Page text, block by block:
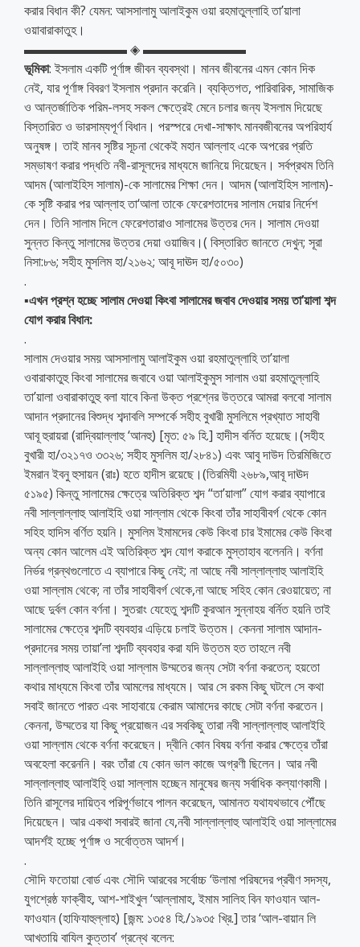
করার বিধান কী? যেমন: আসসালামু আলাইকুম ওয়া রহমাতুল্লাহি তা’য়ালা
ওয়াবারাকাতুহ।
▬▬▬▬▬▬▬▬ ◈ ▬▬▬▬▬▬▬▬
ভূমিকা: ইসলাম একটি পূর্ণাঙ্গ জীবন ব্যবস্থা। মানব জীবনের এমন কোন দিক
নেই, যার পূর্ণাঙ্গ বিবরণ ইসলাম প্রদান করেনি। ব্যক্তিগত, পারিবারিক, সামাজিক
ও আন্তর্জাতিক পরিম-লসহ সকল ক্ষেত্রেই মেনে চলার জন্য ইসলাম দিয়েছে
বিস্তারিত ও ভারসাম্যপূর্ণ বিধান। পরস্পরে দেখা-সাক্ষাৎ মানবজীবনের অপরিহার্য
অনুষঙ্গ। তাই মানব সৃষ্টির সূচনা থেকেই মহান আল্লাহ একে অপরের প্রতি
সম্ভাষণ করার পদ্ধতি নবী-রাসূলদের মাধ্যমে জানিয়ে দিয়েছেন। সর্বপ্রথম তিনি
আদম (আলাইহিস সালাম)-কে সালামের শিক্ষা দেন। আদম (আলাইহিস সালাম)-
কে সৃষ্টি করার পর আল্লাহ তা‘আলা তাকে ফেরেশতাদের সালাম দেয়ার নির্দেশ
দেন। তিনি সালাম দিলে ফেরেশতারাও সালামের উত্তর দেন। সালাম দেওয়া
সুন্নত কিন্তু সালামের উত্তর দেয়া ওয়াজিব।( বিস্তারিত জানতে দেখুন; সূরা
নিসা:৮৬; সহীহ মুসলিম হা/২১৬২; আবূ দাঊদ হা/৫০৩০)
.
▪️এখন প্রশ্ন হচ্ছে সালাম দেওয়া কিংবা সালামের জবাব দেওয়ার সময় তা’য়ালা শব্দ
যোগ করার বিধান:
.
সালাম দেওয়ার সময় আসসালামু আলাইকুম ওয়া রহমাতুল্লাহি তা’য়ালা
ওবারাকাতুহু কিংবা সালামের জবাবে ওয়া আলাইকুমুস সালাম ওয়া রহমাতুল্লাহি
তা’য়ালা ওবারাকাতুহু বলা যাবে কিনা উক্ত প্রশ্নের উত্তরে আমরা বলবো সালাম
আদান প্রদানের বিশুদ্ধ শব্দাবলি সম্পর্কে সহীহ বুখারী মুসলিমে প্রখ্যাত সাহাবী
আবূ হুরায়রা (রাদ্বিয়াল্লাহু ‘আনহু) [মৃত: ৫৯ হি.] হাদীস বর্নিত হয়েছে।(সহীহ
বুখারী হা/৩২১৭ও ৩৩২৬; সহীহ মুসলিম হা/২৮৪১) এবং আবু দাউদ তিরমিজিতে
ইমরান ইবনু হুসায়ন (রাঃ) হতে হাদীস রয়েছে।(তিরমিযী ২৬৮৯,আবূ দাঊদ
৫১৯৫) কিন্তু সালামের ক্ষেত্রে অতিরিক্ত শব্দ “তা’য়ালা” যোগ করার ব্যাপারে
নবী সাল্লাল্লাহু আলাইহি ওয়া সাল্লাম থেকে কিংবা তাঁর সাহাবীবর্গ থেকে কোন
সহিহ হাদিস বর্ণিত হয়নি। মুসলিম ইমামদের কেউ কিংবা চার ইমামের কেউ কিংবা
অন্য কোন আলেম এই অতিরিক্ত শব্দ যোগ করাকে মুস্তাহাব বলেননি। বর্ণনা
নির্ভর গ্রন্থগুলোতে এ ব্যাপারে কিছু নেই; না আছে নবী সাল্লাল্লাহু আলাইহি
ওয়া সাল্লাম থেকে; না তাঁর সাহাবীবর্গ থেকে,না আছে সহিহ কোন রেওয়ায়েত; না
আছে দুর্বল কোন বর্ণনা। সুতরাং যেহেতু শব্দটি কুরআন সুন্নাহয় বর্নিত হয়নি তাই
সালামের ক্ষেত্রে শব্দটি ব্যবহার এড়িয়ে চলাই উত্তম। কেননা সালাম আদান-
প্রদানের সময় তায়া’লা শব্দটি ব্যবহার করা যদি উত্তম হত তাহলে নবী
সাল্লাল্লাহু আলাইহি ওয়া সাল্লাম উম্মতের জন্য সেটা বর্ণনা করতেন; হয়তো
কথার মাধ্যমে কিংবা তাঁর আমলের মাধ্যমে। আর সে রকম কিছু ঘটলে সে কথা
সবাই জানতে পারত এবং সাহাবায়ে কেরাম আমাদের কাছে সেটা বর্ণনা করতেন।
কেননা, উম্মতের যা কিছু প্রয়োজন এর সবকিছু তারা নবী সাল্লাল্লাহু আলাইহি
ওয়া সাল্লাম থেকে বর্ণনা করেছেন। দ্বীনি কোন বিষয় বর্ণনা করার ক্ষেত্রে তাঁরা
অবহেলা করেননি। বরং তাঁরা যে কোন ভাল কাজে অগ্রণী ছিলেন। আর নবী
সাল্লাল্লাহু আলাইহি্ ওয়া সাল্লাম হচ্ছেন মানুষের জন্য সর্বাধিক কল্যাণকামী।
তিনি রাসূলের দায়িত্ব পরিপূর্ণভাবে পালন করেছেন, আমানত যথাযথভাবে পৌঁছে
দিয়েছেন। আর একথা সবারই জানা যে,নবী সাল্লাল্লাহু আলাইহি ওয়া সাল্লামের
আদর্শই হচ্ছে পূর্ণাঙ্গ ও সর্বোত্তম আদর্শ।
.
সৌদি ফতোয়া বোর্ড এবং সৌদি আরবের সর্বোচ্চ ‘উলামা পরিষদের প্রবীণ সদস্য,
যুগশ্রেষ্ঠ ফাক্বীহ, আশ-শাইখুল ‘আল্লামাহ, ইমাম সালিহ বিন ফাওযান আল-
ফাওযান (হাফিযাহুল্লাহ) [জন্ম: ১৩৫৪ হি./১৯৩৫ খ্রি.] তার ‘আল-বায়ান লি
আখতায়ি বাযিল কুত্তাব’ গ্রন্থে বলেন: